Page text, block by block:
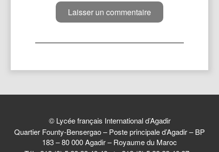
© Lycée français International d’Agadir
Quartier Founty-Bensergao – Poste principale d’Agadir – BP
183 – 80 000 Agadir – Royaume du Maroc